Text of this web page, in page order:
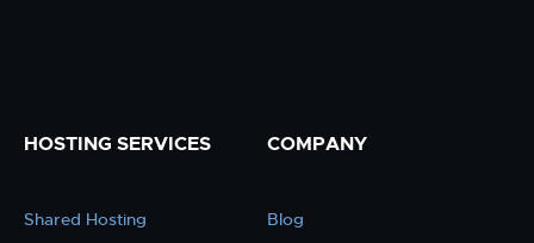
HOSTING SERVICES
Shared Hosting
COMPANY
Blog